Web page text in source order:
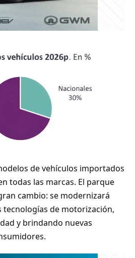
de vehículos importados
todas las marcas. El parque
cambio: se modernizará
de motorización,
y brindando nuevas